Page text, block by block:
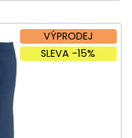
VÝPRODEJ
SLEVA -15%